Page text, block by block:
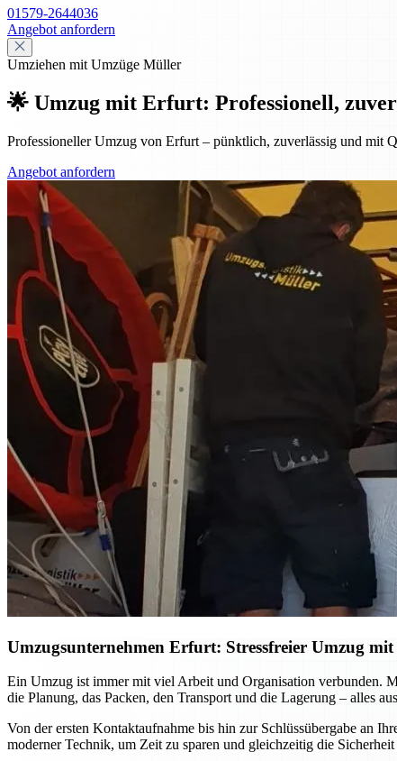
01579-2644036
Angebot anfordern
Umziehen mit Umzüge Müller
🌟 Umzug mit Erfurt: Professionell,
Professioneller Umzug von Erfurt – pünktlich, zuverlässig und mit
Angebot anfordern
Umzugsunternehmen Erfurt: Stressfreier Umzug
Ein Umzug ist immer mit viel Arbeit und Organisation verbunden.
die Planung, das Packen, den Transport und die Lagerung – alles
Von der ersten Kontaktaufnahme bis hin zur Schlüssübergabe an
moderner Technik, um Zeit zu sparen und gleichzeitig die